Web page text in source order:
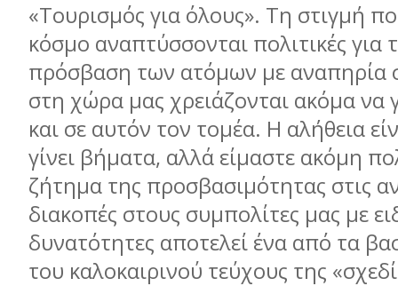
«Τουρισμός για όλους». Τη στιγμή
κόσμο αναπτύσσονται πολιτικές για
πρόσβαση των ατόμων με αναπηρία
στη χώρα μας χρειάζονται ακόμα να
και σε αυτόν τον τομέα. Η αλήθεια
γίνει βήματα, αλλά είμαστε ακόμη
ζήτημα της προσβασιμότητας στις
διακοπές στους συμπολίτες μας με
δυνατότητες αποτελεί ένα από τα
του καλοκαιρινού τεύχους της